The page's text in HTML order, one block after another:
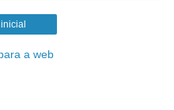
a web